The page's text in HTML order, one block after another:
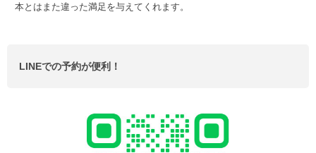
本とはまた違った満足を与えてくれます。
LINEでの予約が便利！